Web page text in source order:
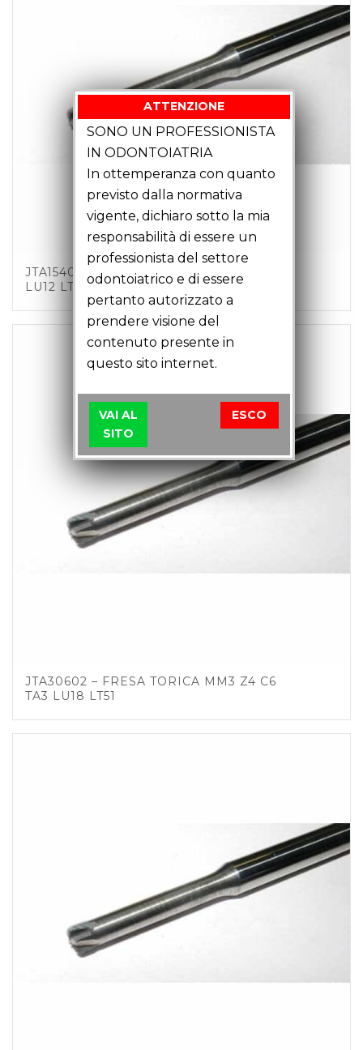
JTA15401 – FRESA TORICA D1.5 Z2 C4 TA2
LU12 LT51
JTA30602 – FRESA TORICA MM3 Z4 C6
TA3 LU18 LT51
ATTENZIONE
SONO UN PROFESSIONISTA
IN ODONTOIATRIA
In ottemperanza con quanto
previsto dalla normativa
vigente, dichiaro sotto la mia
responsabilità di essere un
professionista del settore
odontoiatrico e di essere
pertanto autorizzato a
prendere visione del
contenuto presente in
questo sito internet.
VAI AL
SITO
ESCO